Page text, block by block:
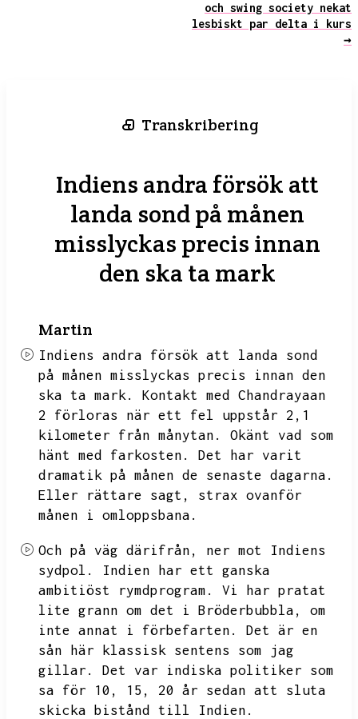
och swing society nekat
lesbiskt par delta i kurs
→
Transkribering
Indiens andra försök att
landa sond på månen
misslyckas precis innan
den ska ta mark
Martin
Indiens andra försök att landa sond
på månen misslyckas precis innan den
ska ta mark.
Kontakt med Chandrayaan
2 förloras när ett fel uppstår 2,1
kilometer från månytan.
Okänt vad som
hänt med farkosten.
Det har varit
dramatik på månen de senaste dagarna.
Eller rättare sagt,
strax ovanför
månen i omloppsbana.
Och på väg därifrån,
ner mot Indiens
sydpol.
Indien har ett ganska
ambitiöst rymdprogram.
Vi har pratat
lite grann om det i Bröderbubbla,
om
inte annat i förbefarten.
Det är en
sån här klassisk sentens som jag
gillar.
Det var indiska politiker som
sa för 10,
15,
20 år sedan att sluta
skicka bistånd till Indien.